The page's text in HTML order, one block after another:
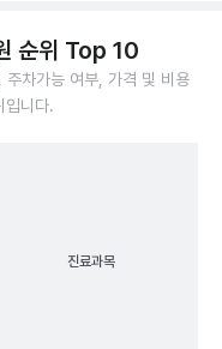
순위 Top 10
주차가능 여부, 가격 및 비용
입니다.
진료과목